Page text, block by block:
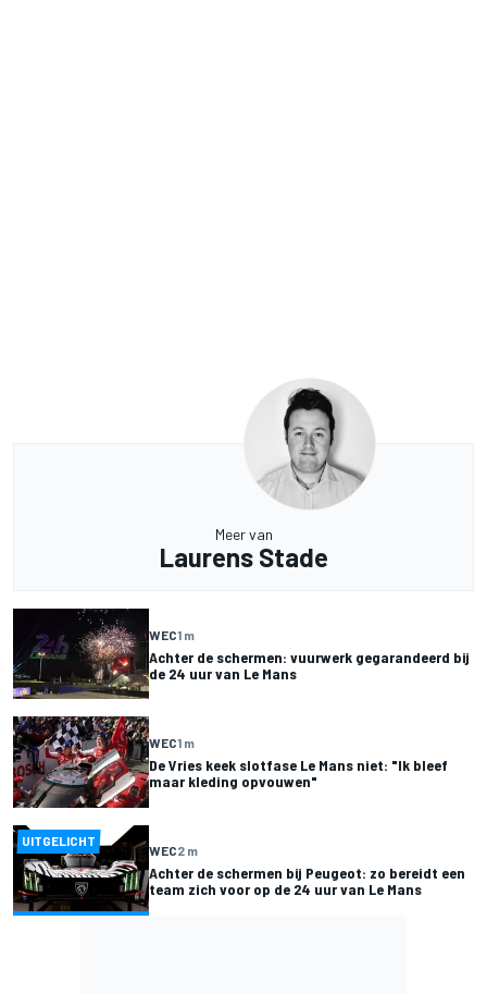
Meer van
Laurens Stade
WEC1 m
Achter de schermen: vuurwerk gegarandeerd bij
de 24 uur van Le Mans
WEC1 m
De Vries keek slotfase Le Mans niet: "Ik bleef
maar kleding opvouwen"
UITGELICHT
WEC2 m
Achter de schermen bij Peugeot: zo bereidt een
team zich voor op de 24 uur van Le Mans